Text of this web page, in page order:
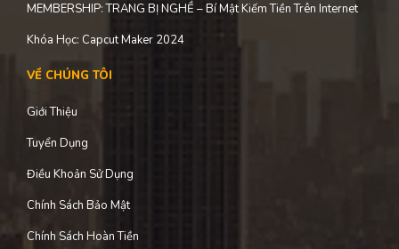
MEMBERSHIP: TRANG BỊ NGHỀ – Bí Mật Kiếm Tiền Trên Internet
Khóa Học: Capcut Maker 2024
VỀ CHÚNG TÔI
Giới Thiệu
Tuyển Dụng
Điều Khoản Sử Dụng
Chính Sách Bảo Mật
Chính Sách Hoàn Tiền